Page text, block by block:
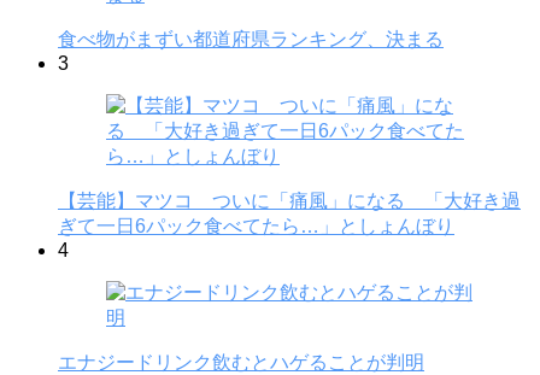
食べ物がまずい都道府県ランキング、決まる
3
【芸能】マツコ ついに「痛風」になる 「大好き過
ぎて一日6パック食べてたら…」としょんぼり
4
エナジードリンク飲むとハゲることが判明